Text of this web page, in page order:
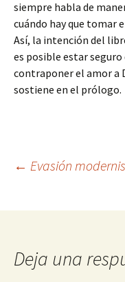
siempre habla de
cuándo hay que tomar
Así, la intención del
es posible estar
contraponer el amor a
sostiene en el prólogo.
de
← Evasión
Deja una